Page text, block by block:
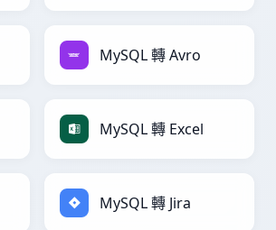
MySQL 轉 Avro
MySQL 轉 Excel
MySQL 轉 Jira